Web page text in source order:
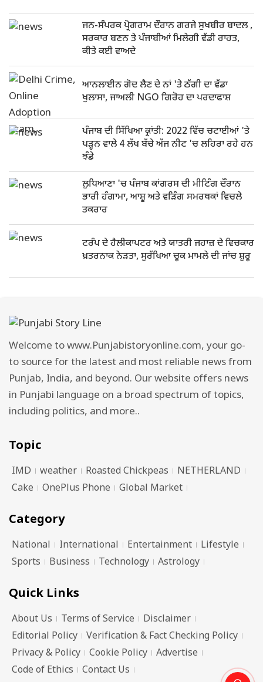
ਜਨ-ਸੰਪਰਕ ਪ੍ਰੋਗਰਾਮ ਦੌਰਾਨ ਗਰਜੇ ਸੁਖਬੀਰ ਬਾਦਲ ,
ਸਰਕਾਰ ਬਣਨ ਤੇ ਪੰਜਾਬੀਆਂ ਮਿਲੇਗੀ ਵੱਡੀ ਰਾਹਤ,
ਕੀਤੇ ਕਈ ਵਾਅਦੇ
ਆਨਲਾਈਨ ਗੋਦ ਲੈਣ ਦੇ ਨਾਂ 'ਤੇ ਠੱਗੀ ਦਾ ਵੱਡਾ
ਖੁਲਾਸਾ, ਜਾਅਲੀ NGO ਗਿਰੋਹ ਦਾ ਪਰਦਾਫਾਸ਼
ਪੰਜਾਬ ਦੀ ਸਿੱਖਿਆ ਕ੍ਰਾਂਤੀ: 2022 ਵਿੱਚ ਚਟਾਈਆਂ 'ਤੇ
ਪੜ੍ਹਨ ਵਾਲੇ 4 ਲੱਖ ਬੱਚੇ ਅੱਜ ਨੀਟ 'ਚ ਲਹਿਰਾ ਰਹੇ ਹਨ
ਝੰਡੇ
ਲੁਧਿਆਣਾ 'ਚ ਪੰਜਾਬ ਕਾਂਗਰਸ ਦੀ ਮੀਟਿੰਗ ਦੌਰਾਨ
ਭਾਰੀ ਹੰਗਾਮਾ, ਆਸ਼ੂ ਅਤੇ ਵੜਿੰਗ ਸਮਰਥਕਾਂ ਵਿਚਲੇ
ਤਕਰਾਰ
ਟਰੰਪ ਦੇ ਹੈਲੀਕਾਪਟਰ ਅਤੇ ਯਾਤਰੀ ਜਹਾਜ਼ ਦੇ ਵਿਚਕਾਰ
ਖ਼ਤਰਨਾਕ ਨੇੜਤਾ, ਸੁਰੱਖਿਆ ਚੂਕ ਮਾਮਲੇ ਦੀ ਜਾਂਚ ਸ਼ੁਰੂ
Welcome to www.Punjabistoryonline.com, your go-
to source for the latest and most reliable news from
Punjab, India, and beyond. Our website offers news
in Punjabi language on a broad spectrum of topics,
including politics, and more..
Topic
IMD weather Roasted Chickpeas
NETHERLAND
Cake
OnePlus Phone Global Market
Category
National International Entertainment
Lifestyle
Sports
Business Technology Astrology
Quick Links
About Us Terms of Service
Disclaimer
Editorial Policy
Verification & Fact Checking Policy
Privacy & Policy
Cookie Policy
Advertise
Code of Ethics
Contact Us